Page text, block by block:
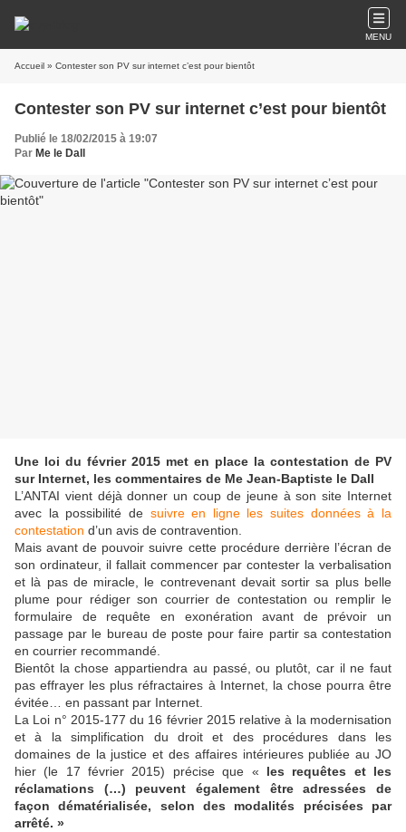
MENU
Accueil » Contester son PV sur internet c’est pour bientôt
Contester son PV sur internet c’est pour bientôt
Publié le 18/02/2015 à 19:07
Par Me le Dall
Une loi du février 2015 met en place la contestation de PV
sur Internet, les commentaires de Me Jean-Baptiste le Dall
L’ANTAI vient déjà donner un coup de jeune à son site Internet
avec la possibilité de suivre en ligne les suites données à la
contestation d’un avis de contravention.
Mais avant de pouvoir suivre cette procédure derrière l’écran de
son ordinateur, il fallait commencer par contester la verbalisation
et là pas de miracle, le contrevenant devait sortir sa plus belle
plume pour rédiger son courrier de contestation ou remplir le
formulaire de requête en exonération avant de prévoir un
passage par le bureau de poste pour faire partir sa contestation
en courrier recommandé.
Bientôt la chose appartiendra au passé, ou plutôt, car il ne faut
pas effrayer les plus réfractaires à Internet, la chose pourra être
évitée… en passant par Internet.
La Loi n° 2015-177 du 16 février 2015 relative à la modernisation
et à la simplification du droit et des procédures dans les
domaines de la justice et des affaires intérieures publiée au JO
hier (le 17 février 2015) précise que « les requêtes et les
réclamations (…) peuvent également être adressées de
façon dématérialisée, selon des modalités précisées par
arrêté. »